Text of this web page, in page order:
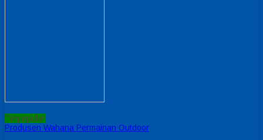
Terpopuler
Produsen Wahana Permainan Outdoor